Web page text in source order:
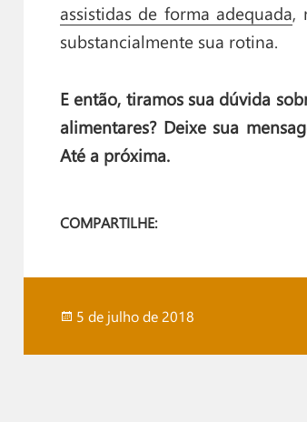
assistidas de forma adequada,
substancialmente sua rotina.
E então, tiramos sua dúvida
alimentares? Deixe sua
Até a próxima.
COMPARTILHE:
Publicado
5 de julho de 2018